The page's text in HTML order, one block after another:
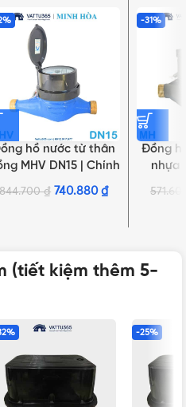
hồ nước từ thân
MHV DN15 | Chính
hãng Minh Hòa
844.700₫ 740.880₫
-31%
Đồng
nhựa
(tiết kiệm thêm 5-
-25%